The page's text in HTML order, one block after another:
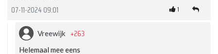
07-11-2024 09:01 1
Vreewijk +263
Helemaal mee eens